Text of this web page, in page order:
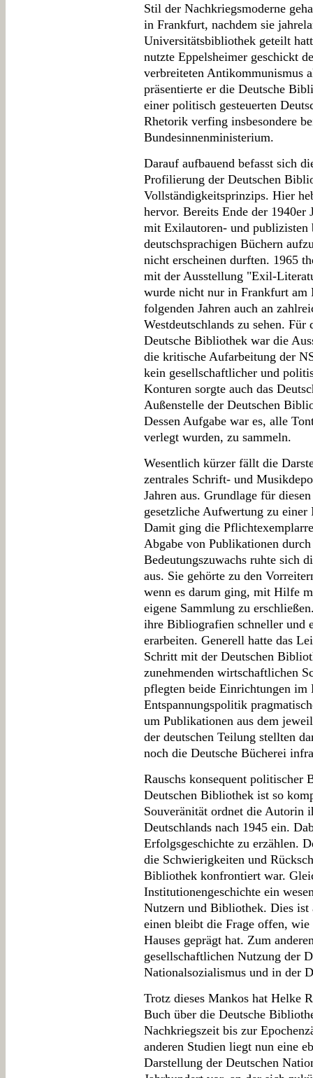
Stil der Nachkriegsmoderne
in Frankfurt, nachdem sie
Universitätsbibliothek geteilt
nutzte Eppelsheimer geschickt
verbreiteten Antikommunismus
präsentierte er die Deutsche
einer politisch gesteuerten
Rhetorik verfing insbesondere
Bundesinnenministerium.
Darauf aufbauend befasst sich
Profilierung der Deutschen
Vollständigkeitsprinzips. Hier
hervor. Bereits Ende der 1940er
mit Exilautoren- und publizisten
deutschsprachigen Büchern
nicht erscheinen durften. 1965
mit der Ausstellung "Exil-
wurde nicht nur in Frankfurt am
folgenden Jahren auch an
Westdeutschlands zu sehen.
Deutsche Bibliothek war die
die kritische Aufarbeitung der
kein gesellschaftlicher und
Konturen sorgte auch das
Außenstelle der Deutschen
Dessen Aufgabe war es, alle
verlegt wurden, zu sammeln.
Wesentlich kürzer fällt die
zentrales Schrift- und
Jahren aus. Grundlage für
gesetzliche Aufwertung zu
Damit ging die
Abgabe von Publikationen
Bedeutungszuwachs ruhte sich
aus. Sie gehörte zu den
wenn es darum ging, mit Hilfe
eigene Sammlung zu
ihre Bibliografien schneller und
erarbeiten. Generell hatte das
Schritt mit der Deutschen
zunehmenden wirtschaftlichen
pflegten beide Einrichtungen im
Entspannungspolitik
um Publikationen aus dem
der deutschen Teilung stellten
noch die Deutsche Bücherei
Rauschs konsequent politischer
Deutschen Bibliothek ist so
Souveränität ordnet die Autorin
Deutschlands nach 1945 ein.
Erfolgsgeschichte zu erzählen.
die Schwierigkeiten und
Bibliothek konfrontiert war.
Institutionengeschichte ein
Nutzern und Bibliothek. Dies ist
einen bleibt die Frage offen,
Hauses geprägt hat. Zum
gesellschaftlichen Nutzung der
Nationalsozialismus und in der
Trotz dieses Mankos hat Helke
Buch über die Deutsche
Nachkriegszeit bis zur
anderen Studien liegt nun eine
Darstellung der Deutschen